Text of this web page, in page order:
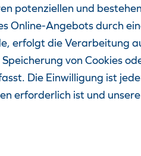
potenziellen und
Online-Angebots durch
erfolgt die Verarbeitung
von Cookies
Die Einwilligung ist
erforderlich ist und